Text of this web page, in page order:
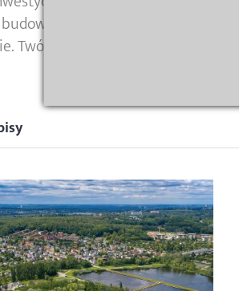
Dzięki nowoczesnym
Twój projekt zasługuje na